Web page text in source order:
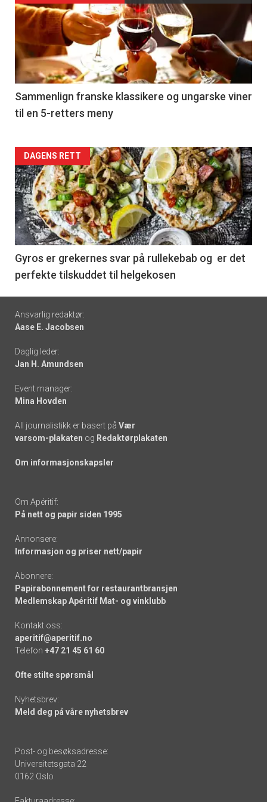
akkurat
nå
-
5
Sammenlign franske klassikere og ungarske viner
til en 5-retters meny
Forsiden
akkurat
nå
-
6
DAGENS RETT
Gyros er grekernes svar på rullekebab og er det
perfekte tilskuddet til helgekosen
Footer
-
links
Ansvarlig redaktør:
Aase E. Jacobsen
Daglig leder:
Jan H. Amundsen
Event manager:
Mina Hovden
All journalistikk er basert på Vær
varsom-plakaten og Redaktørplakaten
Om informasjonskapsler
Om Apéritif:
På nett og papir siden 1995
Annonsere:
Informasjon og priser nett/papir
Abonnere:
Papirabonnement for restaurantbransjen
Medlemskap Apéritif Mat- og vinklubb
Kontakt oss:
aperitif@aperitif.no
Telefon +47 21 45 61 60
Ofte stilte spørsmål
Nyhetsbrev:
Meld deg på våre nyhetsbrev
Post- og besøksadresse:
Universitetsgata 22
0162 Oslo